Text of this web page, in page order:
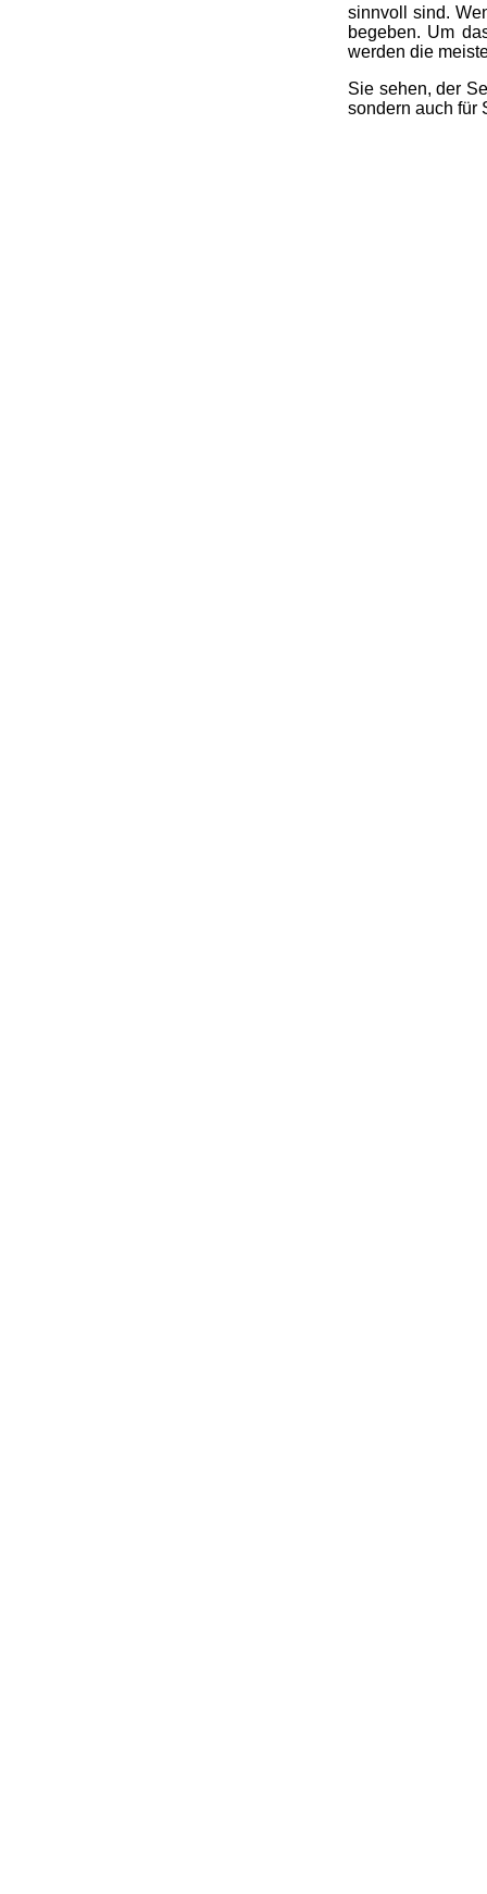
sinnvoll sind.
begeben. Um
werden die
Sie sehen, der
sondern auch für